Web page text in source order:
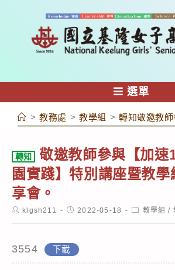
容
選單
> 教務處 > 教學組 > 轉知敬邀教
轉知
敬邀教師參與【加速
園實踐】特別講座暨教
享會。
Postklgsh211
Post2022-05-18
Post教學組 /
3554 下載